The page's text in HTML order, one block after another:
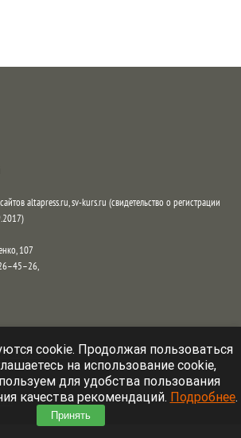
altapress.ru, sv-kurs.ru (свидетельство о регистрации
107
,
и в соцсетях
cookie. Продолжая пользоваться
на использование cookie,
для удобства пользования
качества рекомендаций. Подробнее.
Принять